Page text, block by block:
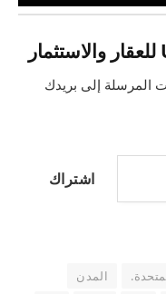
المرسلة إلى بريدك
اشتراك
المدن